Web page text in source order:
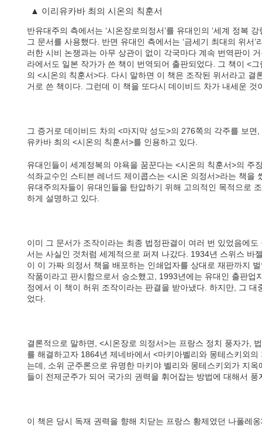
▲ 이리유카바 최의 시온의 칙훈서
반유대주의 측에서는 ‘시온장로의정서’를 유대인의 ‘세계 정복
그 문서를 사용했다. 반면 유대인 측에서는 ‘금세기 최대의 위서
러한 시비 논쟁과는 아무 상관이 없이 각국마다 계속 번역판이
라에서도 일본 작가가 쓴 책이 번역되어 출판되었다. 그 책이 <
의 <시온의 칙훈서>다. 다시 말하면 이 책은 조작된 위서라고 결
거로 쓴 책이다. 그런데 이 책을 또다시 데이비드 차가 내세운 것
그 증거로 데이비드 차의 <마지막 성도>의 276쪽의 각주를 보
유카바 최의 <시온의 칙훈서>를 인용하고 있다.
유대인들이 세계정복의 야욕을 꿈꾼다는 <시온의 칙훈서>의 주
석좌교수인 스티븐 레너드 제이콥스는 <시온 의정서>라는 책을
유대주의자들이 유대인들을 탄압하기 위해 고의적인 목적으로
하게 설명하고 있다.
이미 그 문서가 조작이라는 최종 법정판결이 여러 번 있었음에
서는 사실인 것처럼 세계적으로 퍼져 나갔다. 1934년 스위스 바
이 이 가짜 의정서 책을 배포하는 인쇄업자를 상대로 재판까지
작품이라고 판시함으로서 승소했고, 1993년에는 유대인 출판업
정에서 이 책이 허위 조작이라는 판결을 받아냈다. 하지만, 그
었다.
결론적으로 말하면, <시온장로 의정서>는 프랑스 정치 풍자가,
를 해결하고자 1864년 제네바에서 <마키아벨리와 몽테스키외
는데, 소위 군주론으로 유명한 마키야 벨리와 몽테스키외가 지
들이 전제군주가 되어 국가의 권력을 휘어잡는 방법에 대해서
이 책은 당시 독재 권력을 향해 치닫는 프랑스 황제였던 나폴레